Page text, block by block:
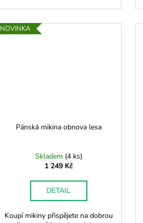
NOVINKA
Pánská mikina obnova lesa
Skladem (4 ks)
1 249 Kč
DETAIL
Koupí mikiny přispějete na dobrou